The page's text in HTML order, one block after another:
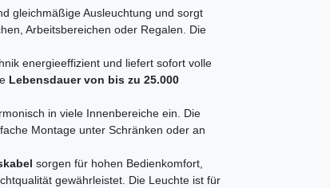
gleichmäßige Ausleuchtung und sorgt
Arbeitsbereichen oder Regalen. Die
energieeffizient und liefert sofort volle
Lebensdauer von bis zu 25.000
in viele Innenbereiche ein. Die
Montage unter Schränken oder an
sorgen für hohen Bedienkomfort,
gewährleistet. Die Leuchte ist für